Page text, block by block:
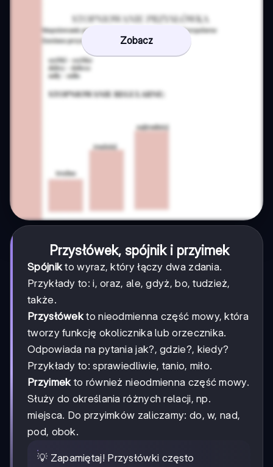
Zobacz
Przysłówek, spójnik i przyimek
Spójnik to wyraz, który łączy dwa zdania.
Przykłady to: i, oraz, ale, gdyż, bo, tudzież,
także.
Przysłówek to nieodmienna część mowy, która
tworzy funkcję okolicznika lub orzecznika.
Odpowiada na pytania jak?, gdzie?, kiedy?
Przykłady to: sprawiedliwie, tanio, miło.
Przyimek to również nieodmienna część mowy.
Służy do określania różnych relacji, np.
miejsca. Do przyimków zaliczamy: do, w, nad,
pod, obok.
💡 Zapamiętaj! Przysłówki często